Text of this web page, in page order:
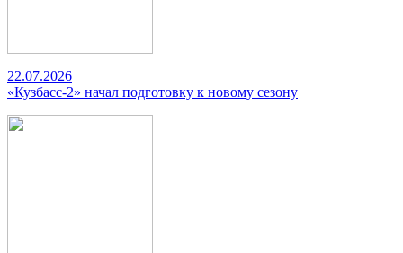
22.07.2026
«Кузбасс-2» начал подготовку к новому сезону